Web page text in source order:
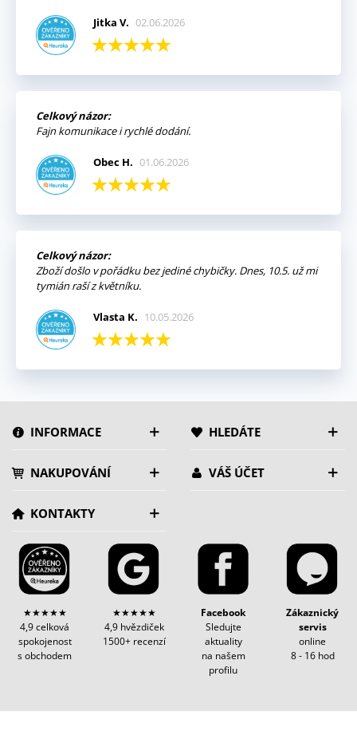
Jitka V. 02.06.2026
Celkový názor:
Fajn komunikace i rychlé dodání.
Obec H. 01.06.2026
Celkový názor:
Zboží došlo v pořádku bez jediné chybičky. Dnes, 10.5. už mi
tymián raší z květníku.
Vlasta K. 10.05.2026
INFORMACE HLEDÁTE
NAKUPOVÁNÍ VÁŠ ÚČET
KONTAKTY
★★★★★
4,9 celková
spokojenost
s obchodem
★★★★★
4,9 hvězdiček
1500+ recenzí
Facebook
Sledujte
aktuality
na našem
profilu
Zákaznický
servis
online
8 - 16 hod